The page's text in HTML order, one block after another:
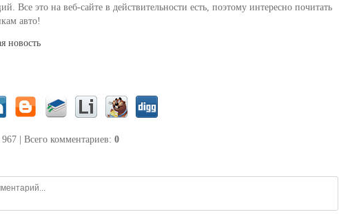
Все это на веб-сайте в действительности есть, поэтому интересно почитать
авто!
новость
| Всего комментариев: 0